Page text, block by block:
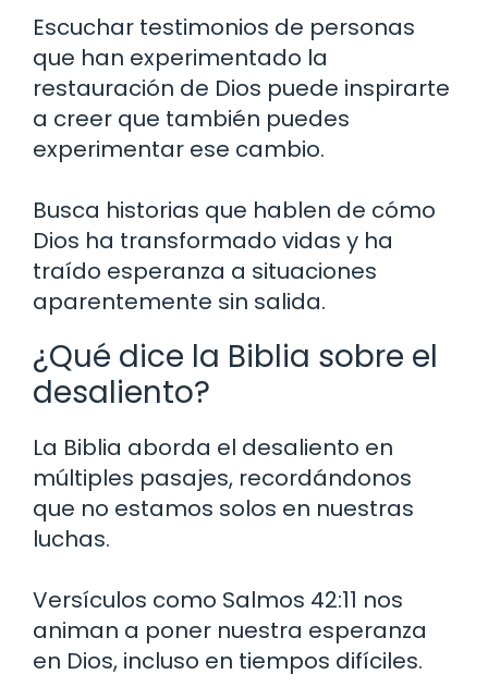
Escuchar testimonios de personas
que han experimentado la
restauración de Dios puede inspirarte
a creer que también puedes
experimentar ese cambio.
Busca historias que hablen de cómo
Dios ha transformado vidas y ha
traído esperanza a situaciones
aparentemente sin salida.
¿Qué dice la Biblia sobre el
desaliento?
La Biblia aborda el desaliento en
múltiples pasajes, recordándonos
que no estamos solos en nuestras
luchas.
Versículos como Salmos 42:11 nos
animan a poner nuestra esperanza
en Dios, incluso en tiempos difíciles.